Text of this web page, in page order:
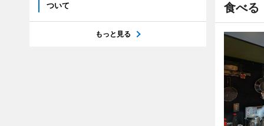
食べる
ついて
もっと見る